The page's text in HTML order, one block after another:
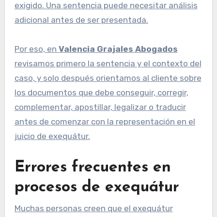
exigido. Una sentencia puede necesitar análisis
adicional antes de ser presentada.
Por eso, en Valencia Grajales Abogados
revisamos primero la sentencia y el contexto del
caso, y solo después orientamos al cliente sobre
los documentos que debe conseguir, corregir,
complementar, apostillar, legalizar o traducir
antes de comenzar con la representación en el
juicio de exequátur.
Errores frecuentes en
procesos de exequátur
Muchas personas creen que el exequátur